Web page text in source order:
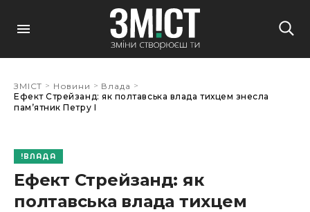
ЗМІСТ > Новини > Влада >
Ефект Стрейзанд: як полтавська влада тихцем знесла
памʼятник Петру І
ВЛАДА
Ефект Стрейзанд: як
полтавська влада тихцем